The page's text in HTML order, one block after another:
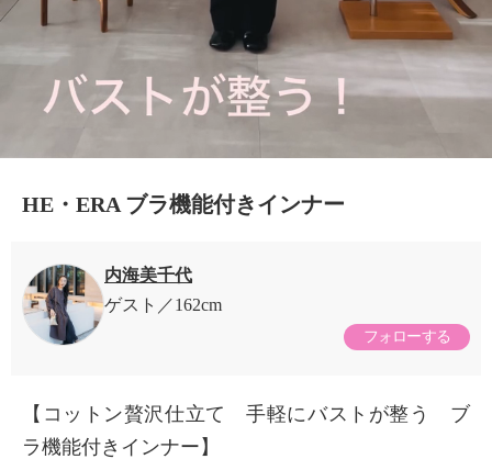
HE・ERA ブラ機能付きインナー
内海美千代
ゲスト
162cm
フォローする
【コットン贅沢仕立て 手軽にバストが整う ブ
ラ機能付きインナー】